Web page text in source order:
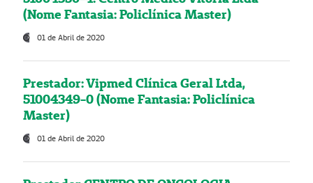
(Nome Fantasia: Policlínica Master)
01 de Abril de 2020
Prestador: Vipmed Clínica Geral Ltda,
51004349-0 (Nome Fantasia: Policlínica
Master)
01 de Abril de 2020